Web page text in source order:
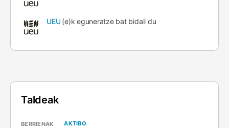
UEU (e)k eguneratze bat bidali du
Taldeak
BERRIENAK AKTIBO